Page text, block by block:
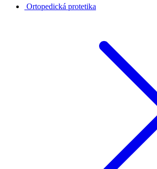
Ortopedická protetika